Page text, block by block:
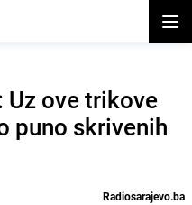
ove trikove
puno skrivenih
Radiosarajevo.ba